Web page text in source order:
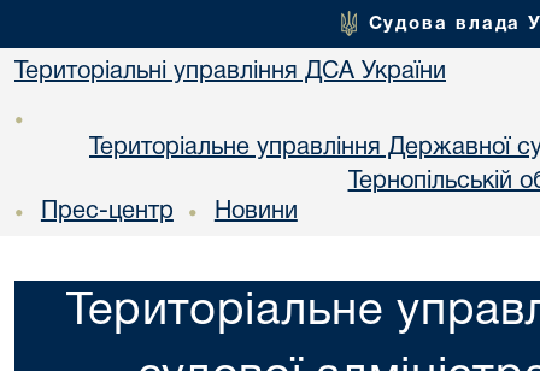
Судова влада
Територіальні управління ДСА України
•
Територіальне управління Державної
Тернопільській
• Прес-центр • Новини
Територіальне